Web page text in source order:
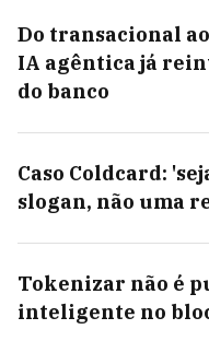
Do transacional
IA agêntica já
do banco
Caso Coldcard:
slogan, não uma
Tokenizar não é
inteligente no